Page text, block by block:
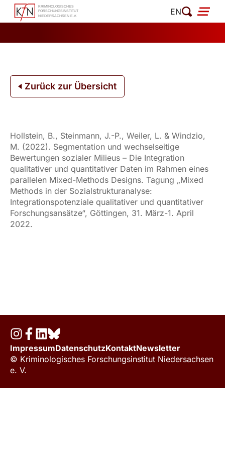
Zum
Inhalt
EN
Zurück zur Übersicht
Hollstein, B., Steinmann, J.-P., Weiler, L. & Windzio,
M. (2022). Segmentation und wechselseitige
Bewertungen sozialer Milieus – Die Integration
qualitativer und quantitativer Daten im Rahmen eines
parallelen Mixed-Methods Designs. Tagung „Mixed
Methods in der Sozialstrukturanalyse:
Integrationspotenziale qualitativer und quantitativer
Forschungsansätze“, Göttingen, 31. März-1. April
2022.
ImpressumDatenschutzKontaktNewsletter
© Kriminologisches Forschungsinstitut Niedersachsen
e. V.